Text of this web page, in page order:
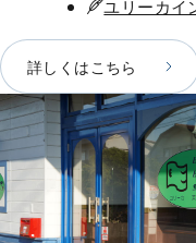
ユリーカイ
詳しくはこちら